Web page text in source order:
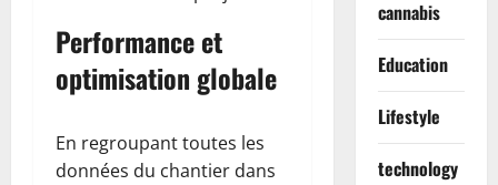
Performance et
optimisation globale
En regroupant toutes les
données du chantier dans
cannabis
Education
Lifestyle
technology